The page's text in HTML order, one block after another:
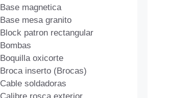
Base magnetica
Base mesa granito
Block patron rectangular
Bombas
Boquilla oxicorte
Broca inserto (Brocas)
Cable soldadoras